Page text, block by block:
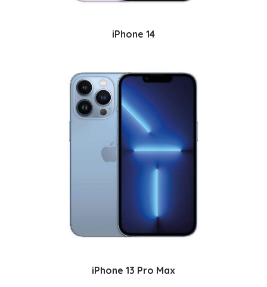
iPhone 14
iPhone 13 Pro Max